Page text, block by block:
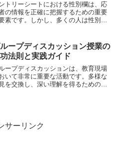
トリーシートにおける性別欄は、応
の情報を正確に把握するための重要
素です。しかし、多くの人は性別を
トリーシートの性別欄の正しい書き
注意点について、わか...
ープディスカッション授業の
法則と実践ガイド
ープディスカッションは、教育現場
いて非常に重要な活動です。多様な
を交換し、深い理解を得るための手
サーリンク